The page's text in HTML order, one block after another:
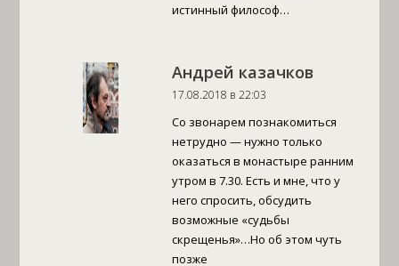
истинный философ…
Андрей казачков
17.08.2018 в 22:03
Со звонарем познакомиться
нетрудно — нужно только
оказаться в монастыре ранним
утром в 7.30. Есть и мне, что у
него спросить, обсудить
возможные «судьбы
скрещенья»…Но об этом чуть
позже